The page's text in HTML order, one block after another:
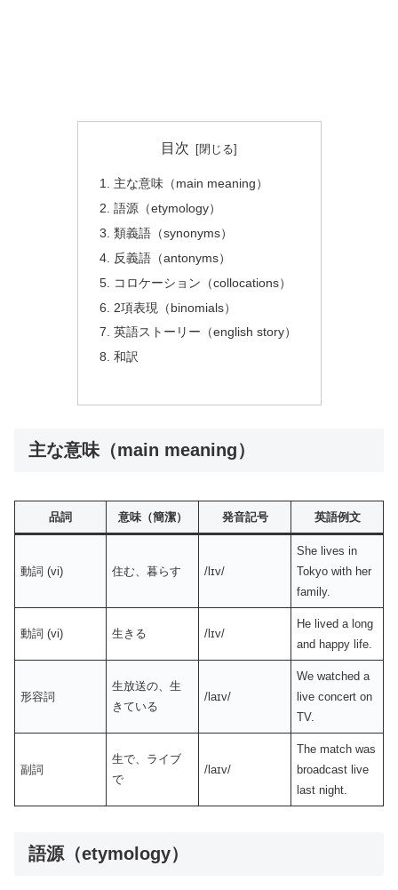
目次
主な意味（main meaning）
語源（etymology）
類義語（synonyms）
反義語（antonyms）
コロケーション（collocations）
2項表現（binomials）
英語ストーリー（english story）
和訳
主な意味（main meaning）
品詞 意味（簡潔） 発音記号 英語例文
動詞 (vi) 住む、暮らす /lɪv/
She lives in
Tokyo with her
family.
動詞 (vi) 生きる /lɪv/
He lived a long
and happy life.
形容詞
生放送の、生
きている
/laɪv/
We watched a
live concert on
TV.
副詞
生で、ライブ
で
/laɪv/
The match was
broadcast live
last night.
語源（etymology）